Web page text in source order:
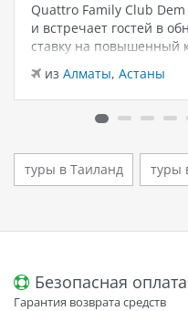
Quattro Family Club Dem
и встречает гостей в
ставку на повышенный
дизайн и атмосферу
моря. Отель остаётся
кто ищет семейный
из Алматы, Астаны
туры в Таиланд туры
Безопасная оплата
Гарантия возврата средств